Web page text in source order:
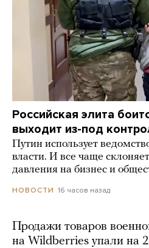
Российская элита
выходит из-под
Путин использует
власти. И все чаще
давления на бизнес и
НОВОСТИ 16 часов назад
Продажи товаров
на Wildberries упали на